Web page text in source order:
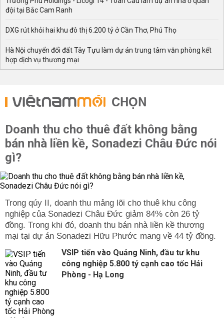
đội tại Bắc Cam Ranh
DXG rút khỏi hai khu đô thị 6.200 tỷ ở Cần Thơ, Phú Thọ
Hà Nội chuyển đổi đất Tây Tựu làm dự án trung tâm văn phòng kết
hợp dịch vụ thương mại
CHỌN
Doanh thu cho thuê đất không bằng
bán nhà liền kề, Sonadezi Châu Đức nói
gì?
Trong qúy II, doanh thu mảng lõi cho thuê khu công
nghiệp của Sonadezi Châu Đức giảm 84% còn 26 tỷ
đồng. Trong khi đó, doanh thu bán nhà liền kề thương
mại tại dự án Sonadezi Hữu Phước mang về 44 tỷ đồng.
VSIP tiến vào Quảng Ninh, đầu tư khu
công nghiệp 5.800 tỷ cạnh cao tốc Hải
Phòng - Hạ Long